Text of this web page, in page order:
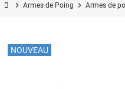
chevron_right Armes de Poing chevron_right Armes de
NOUVEAU